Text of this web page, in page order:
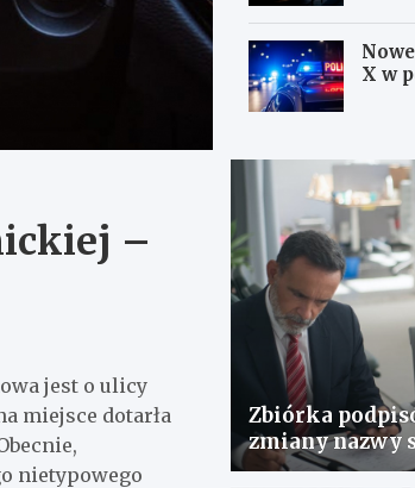
–
jest o ulicy
miejsce dotarła
nietypowego
X w
Zbiórka
zmiany nazwy
Kaczyńskich